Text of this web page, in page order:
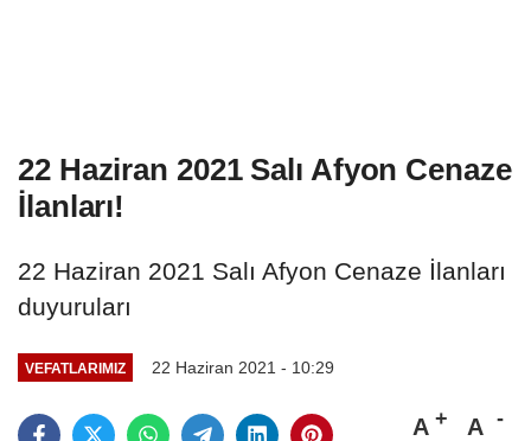
22 Haziran 2021 Salı Afyon Cenaze
İlanları!
22 Haziran 2021 Salı Afyon Cenaze İlanları
duyuruları
VEFATLARIMIZ 22 Haziran 2021 - 10:29
A A